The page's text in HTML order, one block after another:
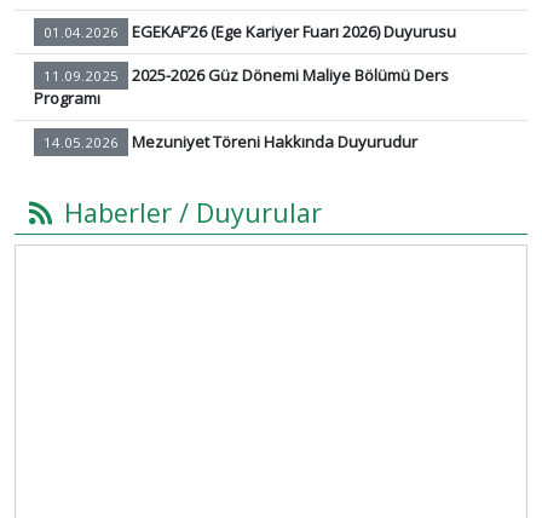
01.04.2026 EGEKAF’26 (Ege Kariyer Fuarı 2026) Duyurusu
11.09.2025
2025-2026 Güz Dönemi Maliye Bölümü Ders
Programı
14.05.2026 Mezuniyet Töreni Hakkında Duyurudur
Haberler / Duyurular